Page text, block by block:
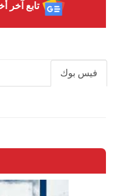
تابع آخر
فيس بوك